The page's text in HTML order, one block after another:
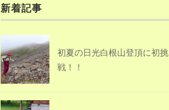
新着記事
初夏の日光白根山登頂に初挑
戦！！